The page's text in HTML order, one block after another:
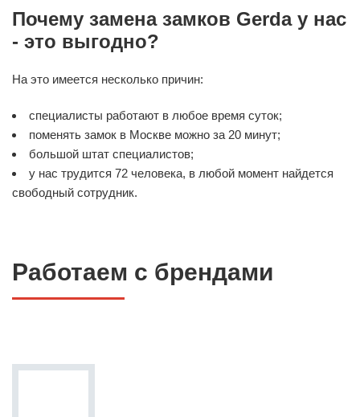
Почему замена замков Gerda у нас
- это выгодно?
На это имеется несколько причин:
специалисты работают в любое время суток;
поменять замок в Москве можно за 20 минут;
большой штат специалистов;
у нас трудится 72 человека, в любой момент найдется
свободный сотрудник.
Работаем с брендами